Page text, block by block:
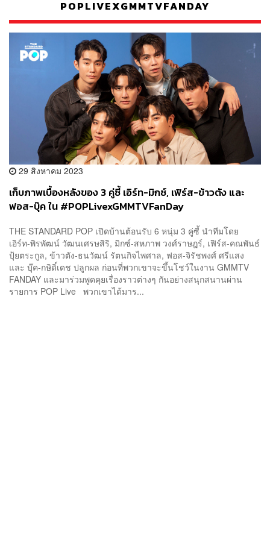
POPLIVEXGMMTVFANDAY
29 สิงหาคม 2023
เก็บภาพเบื้องหลังของ 3 คู่ซี้ เอิร์ท-มิกซ์, เฟิร์ส-ข้าวตัง และ
ฟอส-บุ๊ค ใน #POPLivexGMMTVFanDay
THE STANDARD POP เปิดบ้านต้อนรับ 6 หนุ่ม 3 คู่ซี้ นำทีมโดย
เอิร์ท-พิรพัฒน์ วัฒนเศรษสิริ, มิกซ์-สหภาพ วงศ์ราษฎร์, เฟิร์ส-คณพันธ์
ปุ้ยตระกูล, ข้าวตัง-ธนวัฒน์ รัตนกิจไพศาล, ฟอส-จิรัชพงศ์ ศรีแสง
และ บุ๊ค-กษิดิ์เดช ปลูกผล ก่อนที่พวกเขาจะขึ้นโชว์ในงาน GMMTV
FANDAY และมาร่วมพูดคุยเรื่องราวต่างๆ กันอย่างสนุกสนานผ่าน
รายการ POP Live พวกเขาได้มาร...